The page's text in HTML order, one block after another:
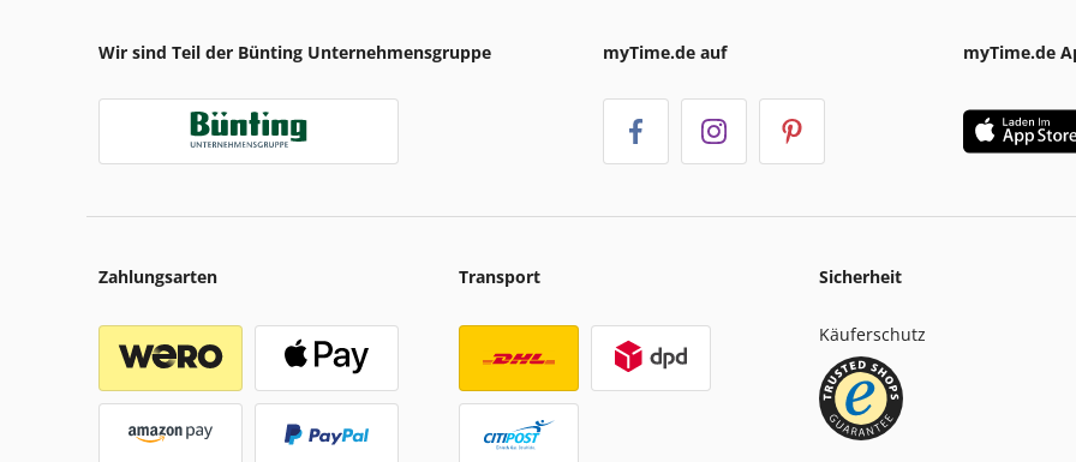
Wir sind Teil der Bünting Unternehmensgruppe myTime.de auf myTime.de
Zahlungsarten Transport Sicherheit
Käuferschutz